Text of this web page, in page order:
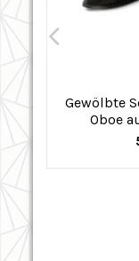
Gewölbte
Oboe